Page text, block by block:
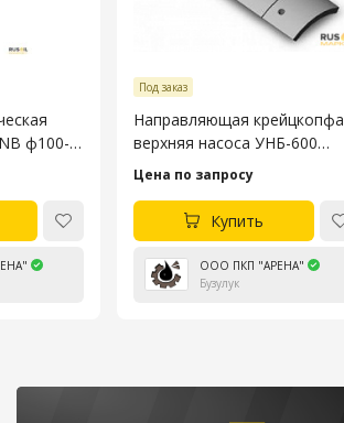
ф100-
Под заказ
Направляющая крейцкопфа
верхняя насоса УНБ-600
4045.53.106-4
Цена по запросу
Купить
ООО ПКП "АРЕНА"
Бузулук